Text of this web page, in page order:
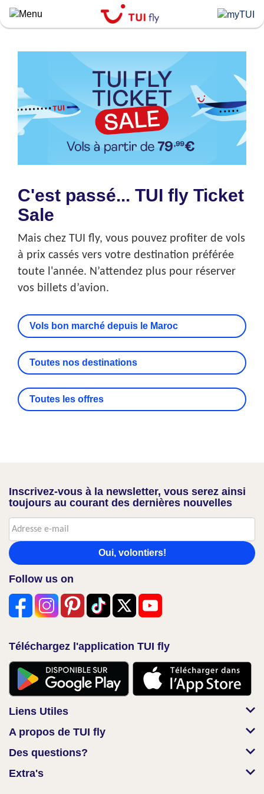
Skip
to
C'est passé... TUI fly Ticket
Sale
Mais chez TUI fly, vous pouvez profiter de vols
à prix cassés vers votre destination préférée
toute l'année. N’attendez plus pour réserver
vos billets d’avion.
Vols bon marché depuis le Maroc
Toutes nos destinations
Toutes les offres
Inscrivez-vous à la newsletter, vous serez ainsi
toujours au courant des dernières nouvelles
Oui, volontiers!
Follow us on
Téléchargez l'application TUI fly
Liens Utiles
A propos de TUI fly
Des questions?
Extra's